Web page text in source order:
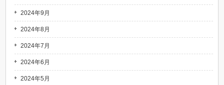
2024年9月
2024年8月
2024年7月
2024年6月
2024年5月